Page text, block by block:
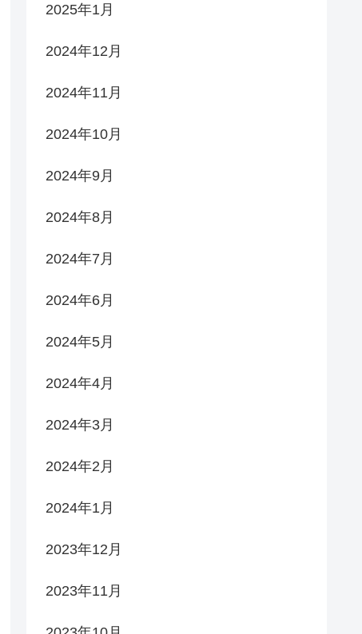
2025年1月
2024年12月
2024年11月
2024年10月
2024年9月
2024年8月
2024年7月
2024年6月
2024年5月
2024年4月
2024年3月
2024年2月
2024年1月
2023年12月
2023年11月